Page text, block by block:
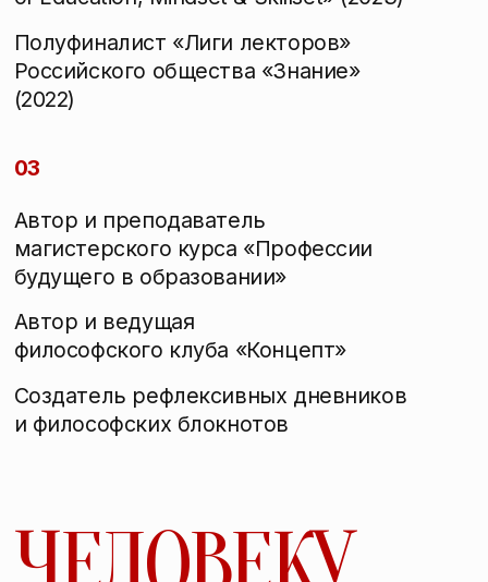
Опыт
и ведения тренингов
800+
часов ведения
клиентов в коучинге
30+